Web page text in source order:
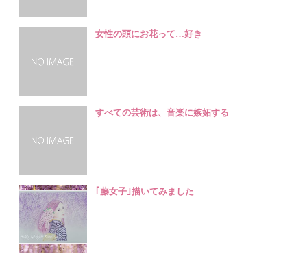
女性の頭にお花って…好き
すべての芸術は、音楽に嫉妬する
｢藤女子｣描いてみました